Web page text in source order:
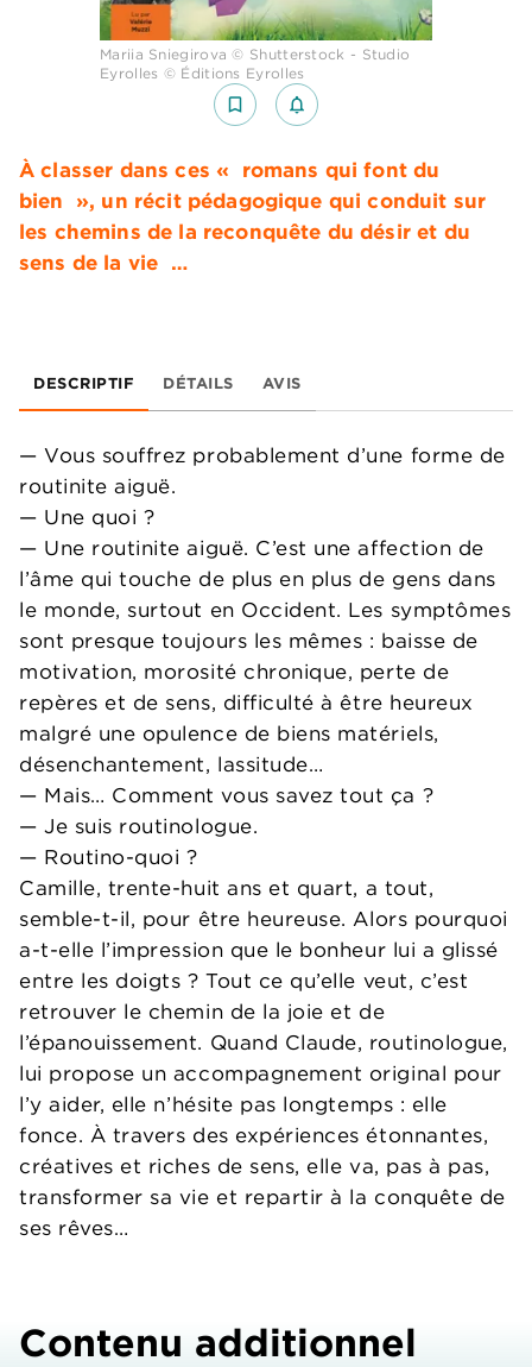
Mariia Sniegirova © Shutterstock - Studio
Eyrolles © Éditions Eyrolles
bookmark_border notifications_none_outlined
À classer dans ces « romans qui font du
bien », un récit pédagogique qui conduit sur
les chemins de la reconquête du désir et du
sens de la vie …
DESCRIPTIF DÉTAILS AVIS
— Vous souffrez probablement d’une forme de
routinite aiguë.
— Une quoi ?
— Une routinite aiguë. C’est une affection de
l’âme qui touche de plus en plus de gens dans
le monde, surtout en Occident. Les symptômes
sont presque toujours les mêmes : baisse de
motivation, morosité chronique, perte de
repères et de sens, difficulté à être heureux
malgré une opulence de biens matériels,
désenchantement, lassitude…
— Mais… Comment vous savez tout ça ?
— Je suis routinologue.
— Routino-quoi ?
Camille, trente-huit ans et quart, a tout,
semble-t-il, pour être heureuse. Alors pourquoi
a-t-elle l’impression que le bonheur lui a glissé
entre les doigts ? Tout ce qu’elle veut, c’est
retrouver le chemin de la joie et de
l’épanouissement. Quand Claude, routinologue,
lui propose un accompagnement original pour
l’y aider, elle n’hésite pas longtemps : elle
fonce. À travers des expériences étonnantes,
créatives et riches de sens, elle va, pas à pas,
transformer sa vie et repartir à la conquête de
ses rêves…
Contenu additionnel